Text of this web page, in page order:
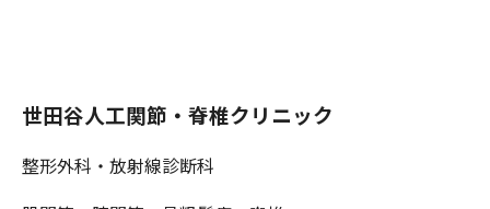
世田谷人工関節・脊椎クリニック
整形外科・放射線診断科